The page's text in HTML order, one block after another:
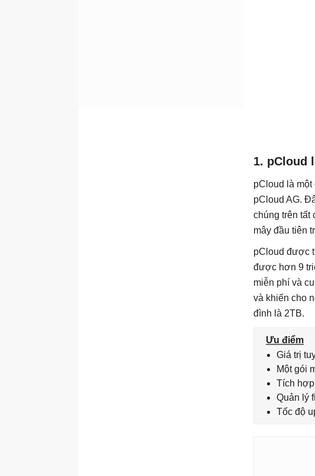
1. pCloud
pCloud là
pCloud AG.
chúng trên tất
mây đầu tiên
pCloud được
được hơn 9
miễn phí và
và khiến cho
đình là 2TB.
Ưu điểm
Giá trị
Một gói
Tích
Quản lý
Tốc độ